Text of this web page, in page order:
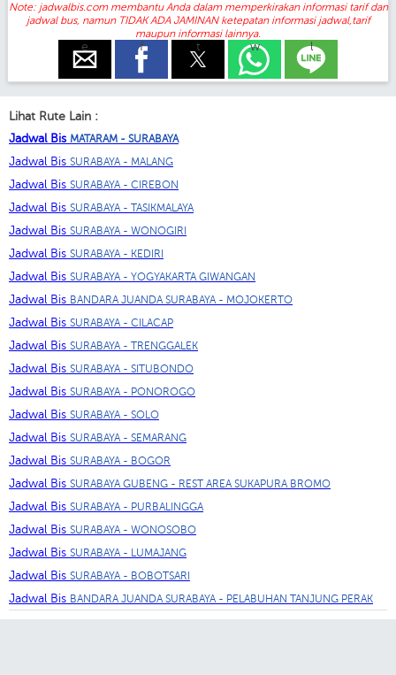
Note: jadwalbis.com membantu Anda dalam memperkirakan informasi tarif dan
jadwal bus, namun TIDAK ADA JAMINAN ketepatan informasi jadwal,tarif
maupun informasi lainnya.
e f t w l
Lihat Rute Lain :
Jadwal Bis MATARAM - SURABAYA
Jadwal Bis SURABAYA - MALANG
Jadwal Bis SURABAYA - CIREBON
Jadwal Bis SURABAYA - TASIKMALAYA
Jadwal Bis SURABAYA - WONOGIRI
Jadwal Bis SURABAYA - KEDIRI
Jadwal Bis SURABAYA - YOGYAKARTA GIWANGAN
Jadwal Bis BANDARA JUANDA SURABAYA - MOJOKERTO
Jadwal Bis SURABAYA - CILACAP
Jadwal Bis SURABAYA - TRENGGALEK
Jadwal Bis SURABAYA - SITUBONDO
Jadwal Bis SURABAYA - PONOROGO
Jadwal Bis SURABAYA - SOLO
Jadwal Bis SURABAYA - SEMARANG
Jadwal Bis SURABAYA - BOGOR
Jadwal Bis SURABAYA GUBENG - REST AREA SUKAPURA BROMO
Jadwal Bis SURABAYA - PURBALINGGA
Jadwal Bis SURABAYA - WONOSOBO
Jadwal Bis SURABAYA - LUMAJANG
Jadwal Bis SURABAYA - BOBOTSARI
Jadwal Bis BANDARA JUANDA SURABAYA - PELABUHAN TANJUNG PERAK